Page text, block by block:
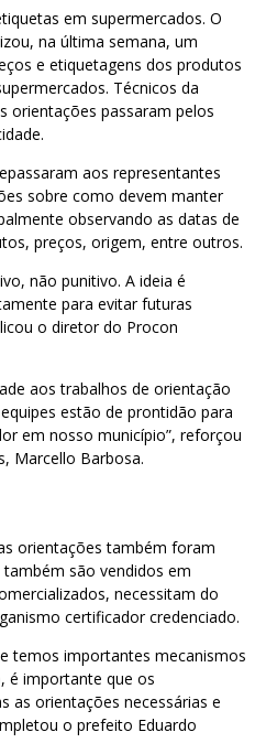
em supermercados. O
na última semana, um
e etiquetagens dos produtos
Técnicos da
orientações passaram pelos
aos representantes
sobre como devem manter
observando as datas de
preços, origem, entre outros.
não punitivo. A ideia é
para evitar futuras
o diretor do Procon
aos trabalhos de orientação
estão de prontidão para
em nosso município”, reforçou
Marcello Barbosa.
orientações também foram
são vendidos em
necessitam do
certificador credenciado.
temos importantes mecanismos
é importante que os
as orientações necessárias e
o prefeito Eduardo